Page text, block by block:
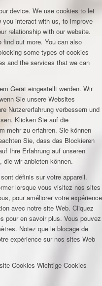
device. We use cookies to let
interact with us, to improve
relationship with our website.
find out more. You can also
some types of cookies
and the services that we can
Gerät eingestellt werden. Wir
Sie unsere Websites
Nutzererfahrung verbessern und
Klicken Sie auf die
mehr zu erfahren. Sie können
Sie, dass das Blockieren
Ihre Erfahrung auf unseren
die wir anbieten können.
définis sur votre appareil.
lorsque vous visitez nos sites
pour améliorer votre expérience
avec notre site Web. Cliquez
pour en savoir plus. Vous pouvez
Notez que le blocage de
expérience sur nos sites Web
Cookies Wichtige Cookies